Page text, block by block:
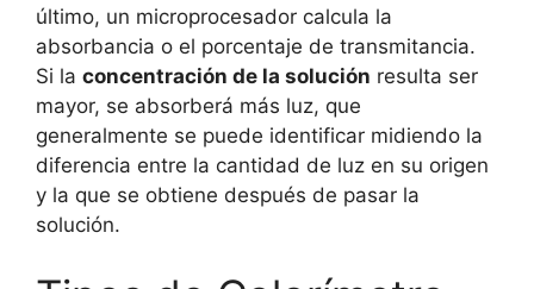
último, un microprocesador calcula la
absorbancia o el porcentaje de transmitancia.
Si la concentración de la solución resulta ser
mayor, se absorberá más luz, que
generalmente se puede identificar midiendo la
diferencia entre la cantidad de luz en su origen
y la que se obtiene después de pasar la
solución.